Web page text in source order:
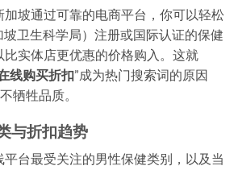
坡通过可靠的电商平台，你可以轻松
卫生科学局）注册或国际认证的保健
实体店更优惠的价格购入。这就
线购买折扣”成为热门搜索词的原因
牺牲品质。
与折扣趋势
平台最受关注的男性保健类别，以及当